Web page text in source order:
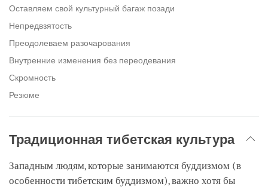
Оставляем свой культурный багаж позади
Непредвзятость
Преодолеваем разочарования
Внутренние изменения без переодевания
Скромность
Резюме
Традиционная тибетская культура
Западным людям, которые занимаются буддизмом (в
особенности тибетским буддизмом), важно хотя бы